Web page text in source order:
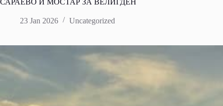
САРАЕВО И МОСТАР ЗА ВЕЛИГДЕН
23 Jan 2026 Uncategorized